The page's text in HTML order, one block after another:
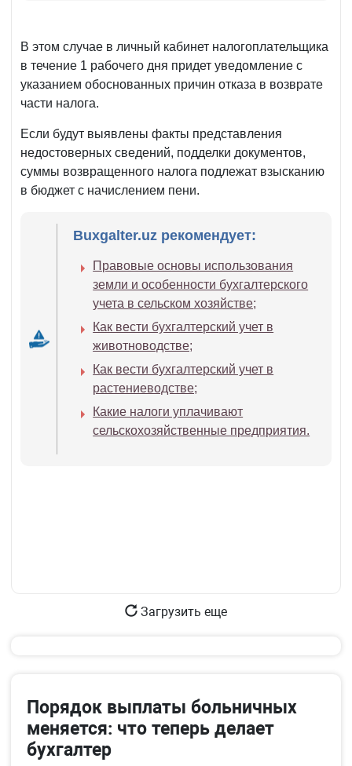
В этом случае в личный кабинет налогоплательщика
в течение 1 рабочего дня придет уведомление с
указанием обоснованных причин отказа в возврате
части налога.
Если будут выявлены факты представления
недостоверных сведений, подделки документов,
суммы возвращенного налога подлежат взысканию
в бюджет с начислением пени.
Buxgalter.uz рекомендует:
Правовые основы использования
земли и особенности бухгалтерского
учета в сельском хозяйстве;
Как вести бухгалтерский учет в
животноводстве;
Как вести бухгалтерский учет в
растениеводстве;
Какие налоги уплачивают
сельскохозяйственные предприятия.
Загрузить еще
Порядок выплаты больничных
меняется: что теперь делает
бухгалтер